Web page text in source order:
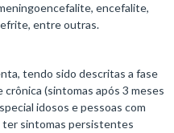
encefalite,
entre outras.
tendo sido descritas a fase
(sintomas após 3 meses
idosos e pessoas com
ter sintomas persistentes